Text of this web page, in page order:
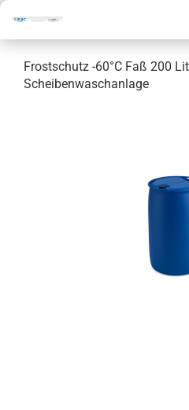
Frostschutz -60°C Faß 200
Scheibenwaschanlage